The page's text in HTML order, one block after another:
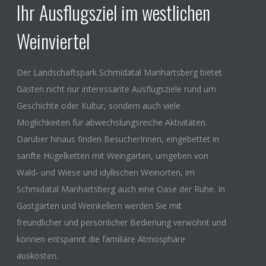
Ihr Ausflugsziel im westlichen
Weinviertel
Der Landschaftspark Schmidatal Manhartsberg bietet
Gästen nicht nur interessante Ausflugsziele rund um
Geschichte oder Kultur, sondern auch viele
Möglichkeiten für abwechslungsreiche Aktivitäten.
Darüber hinaus finden BesucherInnen, eingebettet in
sanfte Hügelketten mit Weingärten, umgeben von
Wald- und Wiese und idyllischen Weinorten, im
Schmidatal Manhartsberg auch eine Oase der Ruhe. In
Gastgärten und Weinkellern werden Sie mit
freundlicher und persönlicher Bedienung verwöhnt und
können entspannt die familiäre Atmosphäre
auskosten.